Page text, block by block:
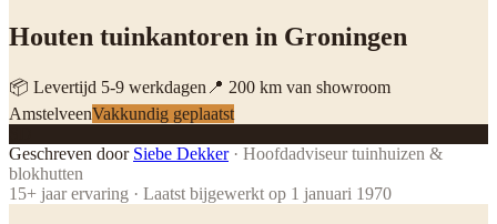
Houten tuinkantoren in Groningen
📦 Levertijd 5-9 werkdagen 📍 200 km van showroom
AmstelveenVakkundig geplaatst
Geschreven door Siebe Dekker· Hoofdadviseur tuinhuizen &
blokhutten
15+ jaar ervaring · Laatst bijgewerkt op 1 januari 1970